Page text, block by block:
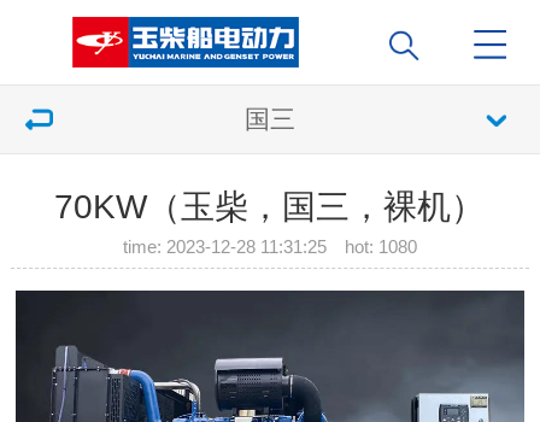
国三
70KW（玉柴，国三，裸机）
time: 2023-12-28 11:31:25 hot: 1080